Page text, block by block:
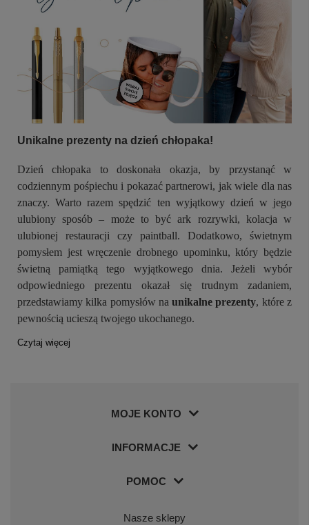
Unikalne prezenty na dzień chłopaka!
Dzień chłopaka to doskonała okazja, by przystanąć w
codziennym pośpiechu i pokazać partnerowi, jak wiele dla nas
znaczy. Warto razem spędzić ten wyjątkowy dzień w jego
ulubiony sposób – może to być ark rozrywki, kolacja w
ulubionej restauracji czy paintball. Dodatkowo, świetnym
pomysłem jest wręczenie drobnego upominku, który będzie
świetną pamiątką tego wyjątkowego dnia. Jeżeli wybór
odpowiedniego prezentu okazał się trudnym zadaniem,
przedstawiamy kilka pomysłów naunikalne prezenty, które z
pewnością ucieszą twojego ukochanego.
Czytaj więcej
MOJE KONTO
INFORMACJE
POMOC
Nasze sklepy